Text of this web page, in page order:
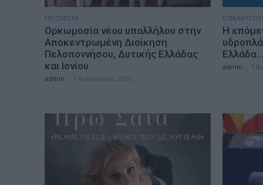
ΓΕΓΟΝΟΤΑ
Ορκωμοσία νέου υπαλλήλου στην
Αποκεντρωμένη Διοίκηση
Πελοποννήσου, Δυτικής Ελλάδας
και Ιονίου
admin 7 Αυγούστου, 2026
Η
Ελλάδα…
admin 7